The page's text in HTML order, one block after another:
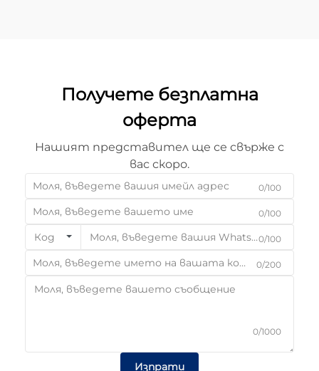
Получете безплатна
оферта
Нашият представител ще се свърже с
вас скоро.
0/100
0/100
Код 0/100
0/200
0/1000
Изпрати